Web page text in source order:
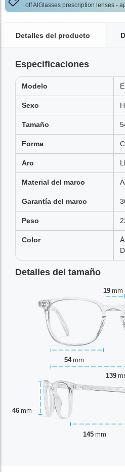
off AlGlasses prescription lenses -
Detalles del producto
Especificaciones
Modelo
Sexo
Tamaño
Forma
Aro
Material del marco
Garantía del marco
Peso
Color
Detalles del tamaño
19 mm
54 mm
46 mm
139
145 mm